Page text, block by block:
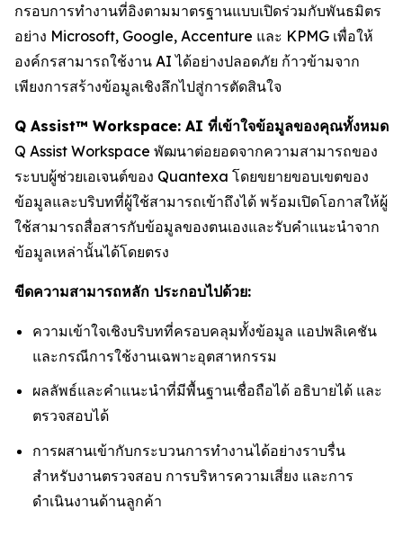
กรอบการทำงานที่อิงตามมาตรฐานแบบเปิดร่วมกับพันธมิตร
อย่าง Microsoft, Google, Accenture และ KPMG เพื่อให้
องค์กรสามารถใช้งาน AI ได้อย่างปลอดภัย ก้าวข้ามจาก
เพียงการสร้างข้อมูลเชิงลึกไปสู่การตัดสินใจ
Q Assist™ Workspace: AI ที่เข้าใจข้อมูลของคุณทั้งหมด
Q Assist Workspace พัฒนาต่อยอดจากความสามารถของ
ระบบผู้ช่วยเอเจนต์ของ Quantexa โดยขยายขอบเขตของ
ข้อมูลและบริบทที่ผู้ใช้สามารถเข้าถึงได้ พร้อมเปิดโอกาสให้ผู้
ใช้สามารถสื่อสารกับข้อมูลของตนเองและรับคำแนะนำจาก
ข้อมูลเหล่านั้นได้โดยตรง
ขีดความสามารถหลัก ประกอบไปด้วย:
ความเข้าใจเชิงบริบทที่ครอบคลุมทั้งข้อมูล แอปพลิเคชัน
และกรณีการใช้งานเฉพาะอุตสาหกรรม
ผลลัพธ์และคำแนะนำที่มีพื้นฐานเชื่อถือได้ อธิบายได้ และ
ตรวจสอบได้
การผสานเข้ากับกระบวนการทำงานได้อย่างราบรื่น
สำหรับงานตรวจสอบ การบริหารความเสี่ยง และการ
ดำเนินงานด้านลูกค้า